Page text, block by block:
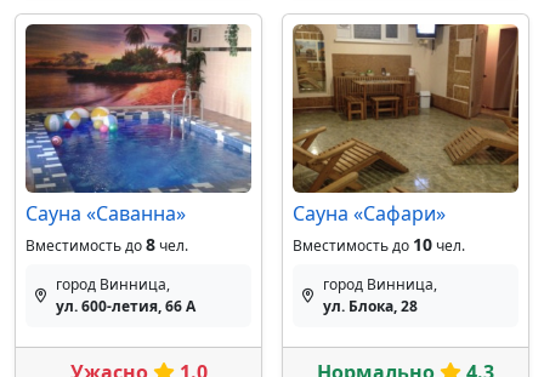
Сауна «Саванна»
Вместимость до8чел.
город Винница,
ул. 600-летия, 66 А
Сауна «Сафари»
Вместимость до 10чел.
город Винница,
ул. Блока, 28